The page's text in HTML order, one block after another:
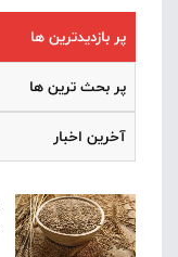
پر بازدیدترین ها
پر بحث ترین ها
آخرین اخبار